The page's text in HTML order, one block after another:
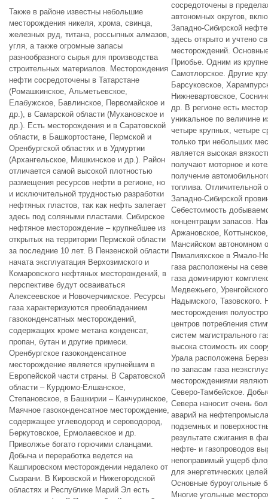
Также в районе известны небольшие
месторождения никеля, хрома, свинца,
железных руд, титана, россыпных алмазов,
угля, а также огромные запасы
разнообразного сырья для производства
строительных материалов. Месторождения
нефти сосредоточены в Татарстане
(Ромашкинское, Альметьевское,
Елабужское, Бавлинское, Первомайское и
др.), в Самарской области (Мухановское и
др.). Есть месторождения и в Саратовской
области, в Башкортостане, Пермской и
Оренбургской областях и в Удмуртии
(Архангельское, Мишкинское и др.). Район
отличается самой высокой плотностью
размещения ресурсов нефти в регионе, но
и исключительной трудностью разработки
нефтяных пластов, так как нефть залегает
здесь под соляными пластами. Сибирское
нефтяное месторождение – крупнейшее из
открытых на территории Пермской области
за последние 10 лет. В Пензенской области
начата эксплуатация Верхозимского и
Комаровского нефтяных месторождений, в
перспективе будут осваиваться
Алексеевское и Новочерчимское. Ресурсы
газа характеризуются преобладанием
газоконденсатных месторождений,
содержащих кроме метана конденсат,
пропан, бутан и другие примеси.
Оренбургское газоконденсатное
месторождение является крупнейшим в
Европейской части страны. В Саратовской
области – Курдюмо-Елшанское,
Степановское, в Башкирии – Канчуринское,
Маячное газоконденсатное месторождение,
содержащее углеводород и сероводород,
Беркутовское, Ермолаевское и др.
Приволжье богато горючими сланцами.
Добыча и переработка ведется на
Кашпировском месторождении недалеко от
Сызрани. В Кировской и Нижегородской
областях и Республике Марий Эл есть
сосредоточены в
автономных округов,
Западно-Сибирской
здесь открыто и учтено
месторождений.
Приобье. Одним из
Самотлорское. Другие
Барсуковское,
Нижневартовское,
др. В регионе есть
уникальное по величине
четыре крупных, четыре
только три небольших
является высокая
получают моторное и
получение
топлива. Отличительной
Западно-Сибирской
Себестоимость
концентрации запасов.
Аржановское,
Мансийском автономном
Пямалияхское в Ямало-
газа расположены на
газа доминируют
Медвежьего,
Надымского,
месторождения
центров потребления
систем магистрального
высока стоимость их
Урала расположена
по запасам газа
месторождениями
Северо-Тамбейское.
Севера наносит очень
аварий на
подземных и
результате сжигания в
нефте- и газопроводов
непоправимый ущерб
для энергетических
Основные буроугольные
Многие угольные